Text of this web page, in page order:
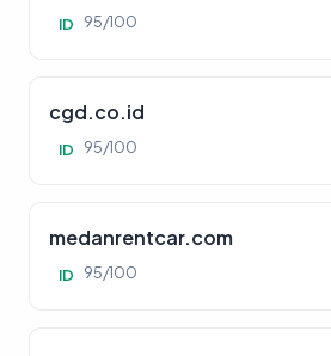
ID 95/100
cgd.co.id
ID 95/100
medanrentcar.com
ID 95/100